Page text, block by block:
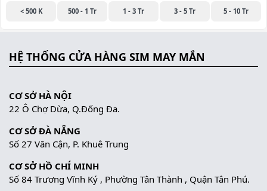
< 500 K 500 - 1 Tr 1 - 3 Tr 3 - 5 Tr 5 - 10 Tr
HỆ THỐNG CỬA HÀNG SIM MAY MẮN
CƠ SỞ HÀ NỘI
22 Ô Chợ Dừa, Q.Đống Đa.
CƠ SỞ ĐÀ NẴNG
Số 27 Văn Cận, P. Khuê Trung
CƠ SỞ HỒ CHÍ MINH
Số 84 Trương Vĩnh Ký , Phường Tân Thành , Quận Tân Phú.